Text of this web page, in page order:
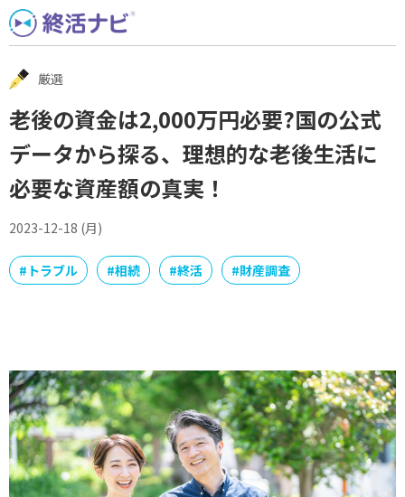
Skip
to
content
厳選
老後の資金は2,000万円必要?国の公式
データから探る、理想的な老後生活に
必要な資産額の真実！
2023-12-18 (月)
# トラブル #相続 #終活 #財産調査